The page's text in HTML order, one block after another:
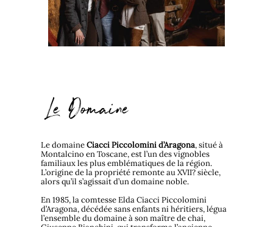
Le Domaine
Le domaineCiacci Piccolomini d’Aragona, situé à
Montalcino en Toscane, est l’un des vignobles
familiaux les plus emblématiques de la région.
L’origine de la propriété remonte au XVII? siècle,
alors qu’il s’agissait d’un domaine noble.
En 1985, la comtesse Elda Ciacci Piccolomini
d’Aragona, décédée sans enfants ni héritiers, légua
l’ensemble du domaine à son maître de chai,